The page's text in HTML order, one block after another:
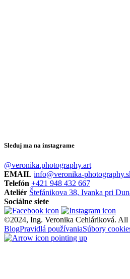
Sleduj ma na instagrame
@veronika.photography.art
EMAIL info@veronika-
Telefón +421 948 432 667
Ateliér Štefánikova 38, Ivanka pri
Sociálne siete
©2024, Ing. Veronika Cehláriková. All
BlogPravidlá používaniaSúbory